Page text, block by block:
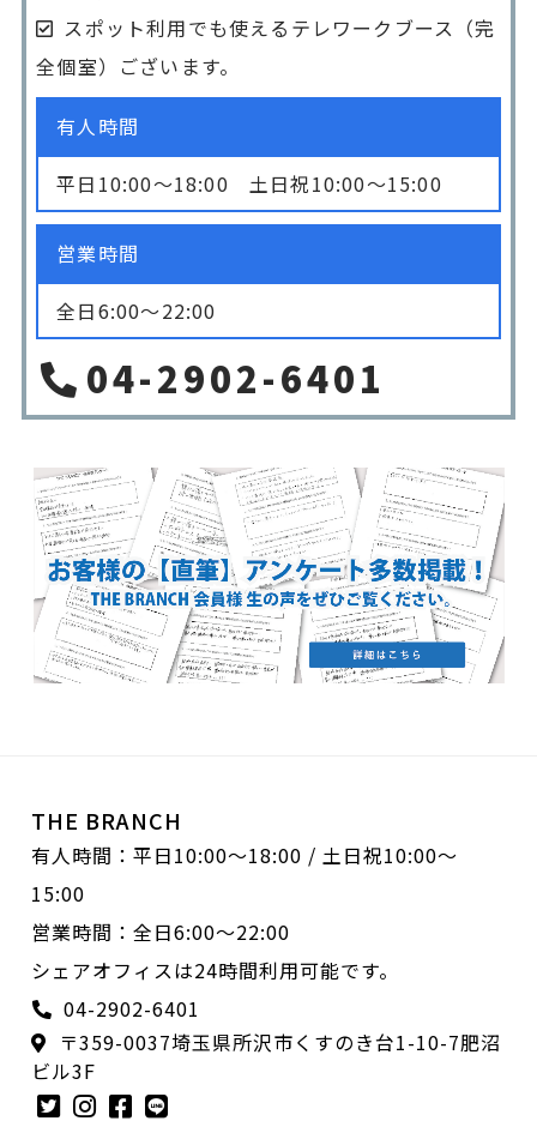
スポット利用でも使えるテレワークブース（完
全個室）ございます。
有人時間
平日10:00〜18:00 土日祝10:00〜15:00
営業時間
全日6:00〜22:00
04-2902-6401
THE BRANCH
有人時間：平日10:00〜18:00 / 土日祝10:00〜
15:00
営業時間：全日6:00〜22:00
シェアオフィスは24時間利用可能です。
04-2902-6401
〒359-0037埼玉県所沢市くすのき台1-10-7肥沼
ビル3F